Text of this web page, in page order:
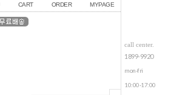
CART ORDER MYPAGE
call center.
1899-9920
mon-fri
10:00-17:00